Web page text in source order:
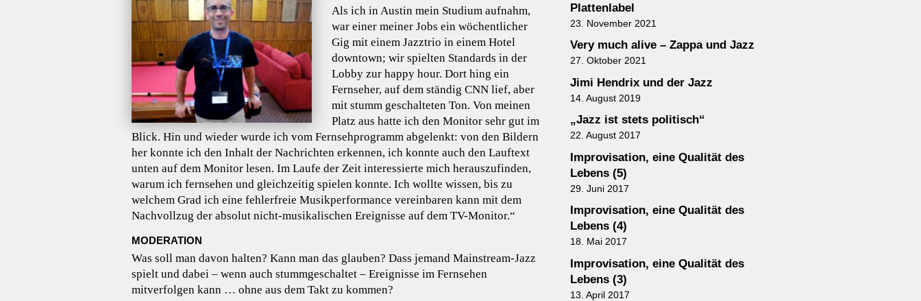
Als ich in Austin mein Studium aufnahm,
war einer meiner Jobs ein wöchentlicher
Gig mit einem Jazztrio in einem Hotel
downtown; wir spielten Standards in der
Lobby zur happy hour. Dort hing ein
Fernseher, auf dem ständig CNN lief, aber
mit stumm geschalteten Ton. Von meinen
Platz aus hatte ich den Monitor sehr gut im
Blick. Hin und wieder wurde ich vom Fernsehprogramm abgelenkt: von den Bildern
her konnte ich den Inhalt der Nachrichten erkennen, ich konnte auch den Lauftext
unten auf dem Monitor lesen. Im Laufe der Zeit interessierte mich herauszufinden,
warum ich fernsehen und gleichzeitig spielen konnte. Ich wollte wissen, bis zu
welchem Grad ich eine fehlerfreie Musikperformance vereinbaren kann mit dem
Nachvollzug der absolut nicht-musikalischen Ereignisse auf dem TV-Monitor.“
MODERATION
Was soll man davon halten? Kann man das glauben? Dass jemand Mainstream-Jazz
spielt und dabei – wenn auch stummgeschaltet – Ereignisse im Fernsehen
mitverfolgen kann … ohne aus dem Takt zu kommen?
Plattenlabel
23. November 2021
Very much alive – Zappa und Jazz
27. Oktober 2021
Jimi Hendrix und der Jazz
14. August 2019
„Jazz ist stets politisch“
22. August 2017
Improvisation, eine Qualität des
Lebens (5)
29. Juni 2017
Improvisation, eine Qualität des
Lebens (4)
18. Mai 2017
Improvisation, eine Qualität des
Lebens (3)
13. April 2017